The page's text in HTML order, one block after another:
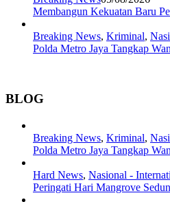
Membangun Kekuatan Baru
Breaking News, Kriminal,
Polda Metro Jaya Tangkap
BLOG
Breaking News, Kriminal,
Polda Metro Jaya Tangkap
Hard News, Nasional -
Peringati Hari Mangrove